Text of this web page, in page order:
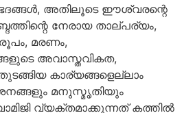
അതിലൂടെ ഈശ്വരന്റെ
നേരായ താല്പര്യം,
മരണം,
അവാസ്തവികത,
കാര്യങ്ങളെല്ലാം
മനുസ്മൃതിയും
വ്യക്തമാക്കുന്നത് കത്തില്‍